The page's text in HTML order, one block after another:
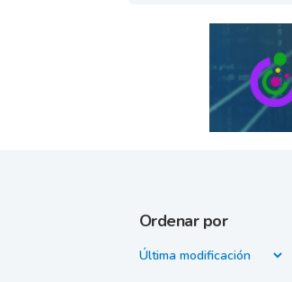
Ordenar por